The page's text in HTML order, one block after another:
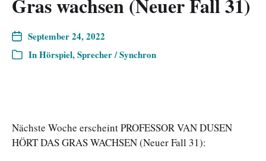
Gras wachsen (Neuer Fall 31)
September 24, 2022
InHörspiel,Sprecher / Synchron
Nächste Woche erscheint PROFESSOR VAN DUSEN
HÖRT DAS GRAS WACHSEN (Neuer Fall 31):